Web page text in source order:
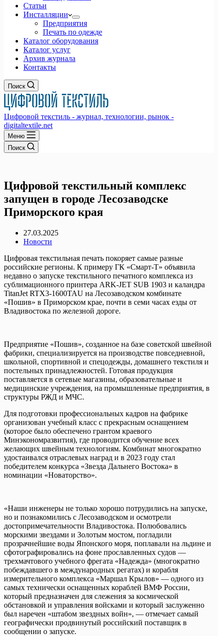
Статьи
Инсталляции
Предприятия
Печать по одежде
Каталог оборудования
Каталог услуг
Архив журнала
Контакты
Поиск
Цифровой текстиль - журнал, технологии, рынок -
digitaltextile.net
Меню
Поиск
Цифровой текстильный комплекс
запущен в городе Лесозаводске
Приморского края
27.03.2025
Новости
Цифровая текстильная печать покоряет самые разные
российские регионы. К примеру ГК «Смарт-Т» объявила
недавно о запуске текстильного печатного комплекса из
сублимационного принтера ARK-JET SUB 1903 и каландра
TitanJet RTX3‑1600TAU на Лесозаводском комбинате
«Пошив» в Приморском крае, почти в семи часах езды от
Владивостока по железной дороге.
Предприятие «Пошив», созданное на базе советской швейной
фабрики, специализируется на производстве повседневной,
школьной, спортивной и спецодежды, домашнего текстиля и
постельных принадлежностей. Готовая продукция
поставляется в сетевые магазины, образовательные и
медицинские учреждения, на промышленные предприятия, в
структуры РЖД и МЧС.
Для подготовки профессиональных кадров на фабрике
организован учебный класс с прекрасным оснащением
(которое было обеспечено грантом краевого
Минэкономразвития), где проводится обучение всех
желающих швейным технологиям. Комбинат многократно
удостаивался отраслевых наград и в 2023 году стал
победителем конкурса «Звезда Дальнего Востока» в
номинации «Новаторство».
«Наши инженеры не только хорошо потрудились на запуске,
но и познакомились с Лесозаводском и осмотрели
достопримечательности Владивостока. Полюбовались
морскими звездами и Золотым мостом, погладили
прозрачнейшие воды Японского моря, поплавали на льдине и
сфотографировались на фоне прославленных судов —
трехмачтового учебного фрегата «Надежда» (многократно
побеждавшего в международных регатах) и корабля
измерительного комплекса «Маршал Крылов» — одного из
самых технически оснащенных кораблей ВМФ России,
который предназначен для слежения за космической
обстановкой и управления войсками и который заслуженно
был наречен «штабом звездных войн», — отмечает самый
географически продвинутый российский поставщик в
сообщении о запуске.